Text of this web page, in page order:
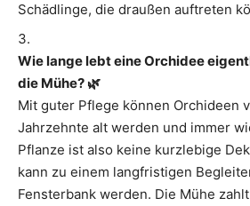
Schädlinge, die draußen auftreten
Wie lange lebt eine Orchidee
die Mühe? 🌿
Mit guter Pflege können Orchideen
Jahrzehnte alt werden und immer
Pflanze ist also keine kurzlebige
kann zu einem langfristigen
Fensterbank werden. Die Mühe